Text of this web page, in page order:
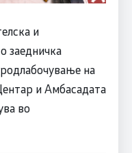
и
заедничка
на
и Амбасадата
во